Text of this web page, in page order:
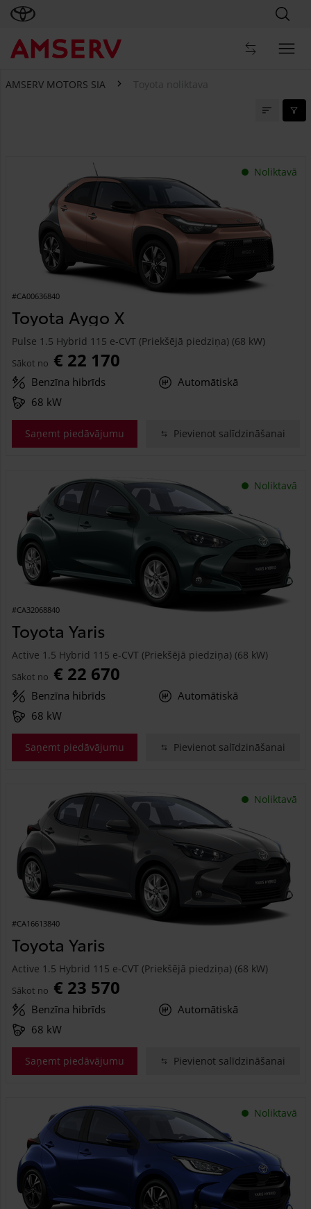
AMSERV MOTORS SIA Toyota noliktava
Noliktavā
#CA00636840
Toyota Aygo X
Pulse 1.5 Hybrid 115 e-CVT (Priekšējā piedziņa) (68 kW)
Sākot no € 22 170
Benzīna hibrīds
Automātiskā
68 kW
Saņemt piedāvājumu Pievienot salīdzināšanai
Noliktavā
#CA32068840
Toyota Yaris
Active 1.5 Hybrid 115 e-CVT (Priekšējā piedziņa) (68 kW)
Sākot no € 22 670
Benzīna hibrīds
Automātiskā
68 kW
Saņemt piedāvājumu Pievienot salīdzināšanai
Noliktavā
#CA16613840
Toyota Yaris
Active 1.5 Hybrid 115 e-CVT (Priekšējā piedziņa) (68 kW)
Sākot no € 23 570
Benzīna hibrīds
Automātiskā
68 kW
Saņemt piedāvājumu Pievienot salīdzināšanai
Noliktavā